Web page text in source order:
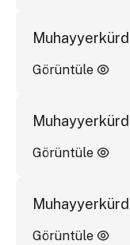
Görüntüle
Görüntüle
Görüntüle